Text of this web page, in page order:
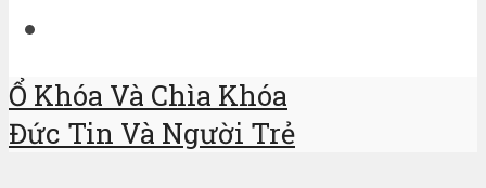
Ổ Khóa Và Chìa Khóa
Đức Tin Và Người Trẻ